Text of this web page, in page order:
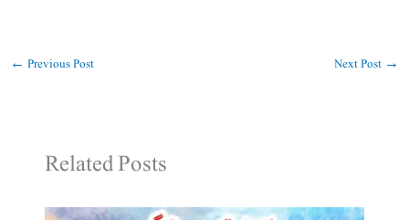
← Previous Post Next Post →
Related Posts